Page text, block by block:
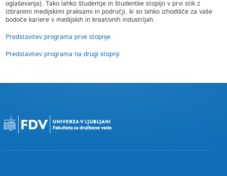
oglaševanja). Tako lahko študentje in študentke stopijo v prvi stik z
izbranimi medijskimi praksami in področji, ki so lahko izhodišče za vaše
bodoče kariere v medijskih in kreativnih industrijah.
Predstavitev programa prve stopnje
Predstavitev programa na drugi stopnji